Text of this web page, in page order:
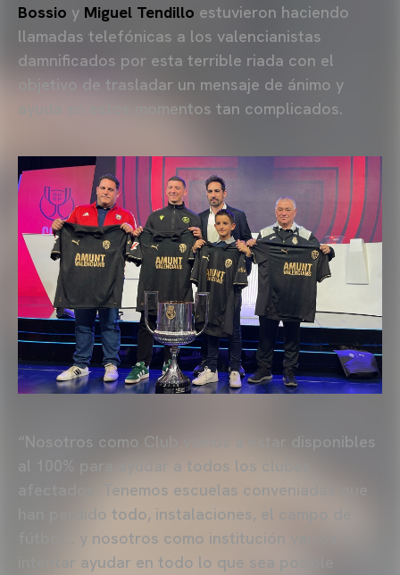
Bossio y Miguel Tendillo estuvieron haciendo
llamadas telefónicas a los valencianistas
damnificados por esta terrible riada con el
objetivo de trasladar un mensaje de ánimo y
ayuda en estos momentos tan complicados.
“Nosotros como Club vamos a estar disponibles
al 100% para ayudar a todos los clubes
afectados. Tenemos escuelas conveniadas que
han perdido todo, instalaciones, el campo de
fútbol… y nosotros como institución vamos a
intentar ayudar en todo lo que sea posible